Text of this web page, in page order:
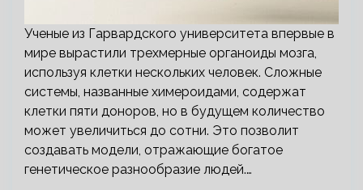
Ученые из Гарвардского университета впервые в
мире вырастили трехмерные органоиды мозга,
используя клетки нескольких человек. Сложные
системы, названные химероидами, содержат
клетки пяти доноров, но в будущем количество
может увеличиться до сотни. Это позволит
создавать модели, отражающие богатое
генетическое разнообразие людей.…